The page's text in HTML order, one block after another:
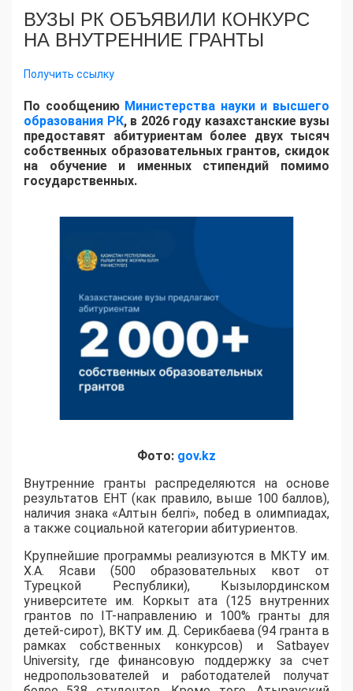
ВУЗЫ РК ОБЪЯВИЛИ КОНКУРС
НА ВНУТРЕННИЕ ГРАНТЫ
Получить ссылку
По сообщению Министерства науки и высшего
образования РК, в 2026 году казахстанские вузы
предоставят абитуриентам более двух тысяч
собственных образовательных грантов, скидок
на обучение и именных стипендий помимо
государственных.
Фото: gov.kz
Внутренние гранты распределяются на основе
результатов ЕНТ (как правило, выше 100 баллов),
наличия знака «Алтын белгі», побед в олимпиадах,
а также социальной категории абитуриентов.
​Крупнейшие программы реализуются в МКТУ им.
Х.А. Ясави (500 образовательных квот от
Турецкой Республики), Кызылординском
университете им. Коркыт ата (125 внутренних
грантов по IT-направлению и 100% гранты для
детей-сирот), ВКТУ им. Д. Серикбаева (94 гранта в
рамках собственных конкурсов) и Satbayev
University, где финансовую поддержку за счет
недропользователей и работодателей получат